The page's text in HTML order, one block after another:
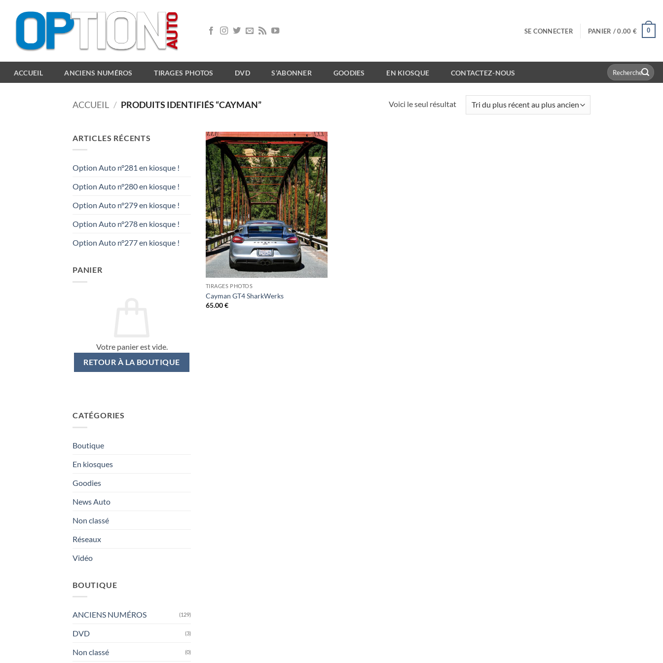
SE CONNECTER PANIER /0.00 € 0
ACCUEIL ANCIENS NUMÉROS TIRAGES PHOTOS DVD S’ABONNER GOODIES EN KIOSQUE CONTACTEZ-NOUS
Recherche
pour :
ACCUEIL / PRODUITS IDENTIFIÉS “CAYMAN” Voici le seul résultat
ARTICLES RÉCENTS
Option Auto n°281 en kiosque !
Option Auto n°280 en kiosque !
Option Auto n°279 en kiosque !
Option Auto n°278 en kiosque !
Option Auto n°277 en kiosque !
PANIER
Votre panier est vide.
RETOUR À LA BOUTIQUE
CATÉGORIES
Boutique
En kiosques
Goodies
News Auto
Non classé
Réseaux
Vidéo
BOUTIQUE
ANCIENS NUMÉROS (129)
DVD (3)
Non classé (0)
TIRAGES PHOTOS
Cayman GT4 SharkWerks
65.00€